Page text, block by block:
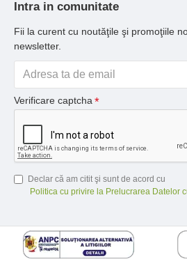
Intra in comunitate
Fii la curent cu noutăţile şi promoţiile
newsletter.
Verificare captcha
Declar că am citit şi sunt de acord cu
Politica cu privire la Prelucrarea Datelor